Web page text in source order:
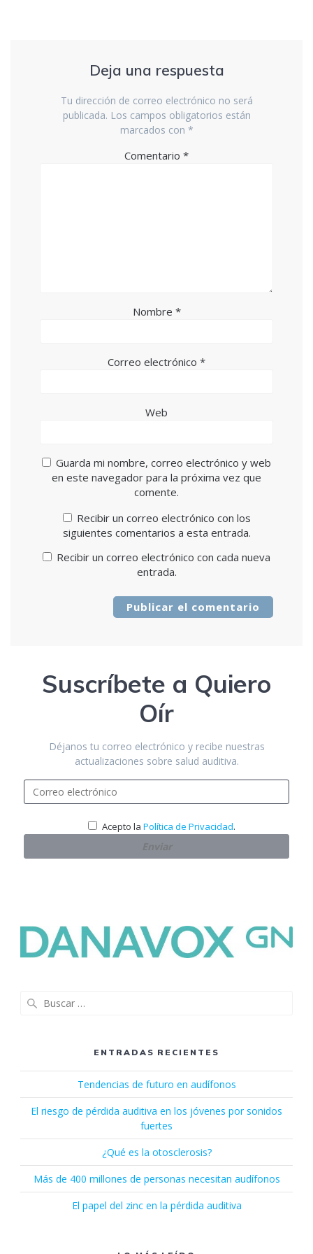
Deja una respuesta
Tu dirección de correo electrónico no será
publicada. Los campos obligatorios están
marcados con *
Comentario *
Nombre *
Correo electrónico *
Web
Guarda mi nombre, correo electrónico y web
en este navegador para la próxima vez que
comente.
Recibir un correo electrónico con los
siguientes comentarios a esta entrada.
Recibir un correo electrónico con cada nueva
entrada.
Suscríbete a Quiero
Oír
Déjanos tu correo electrónico y recibe nuestras
actualizaciones sobre salud auditiva.
Acepto la Política de Privacidad.
ENTRADAS RECIENTES
Tendencias de futuro en audífonos
El riesgo de pérdida auditiva en los jóvenes por sonidos
fuertes
¿Qué es la otosclerosis?
Más de 400 millones de personas necesitan audífonos
El papel del zinc en la pérdida auditiva